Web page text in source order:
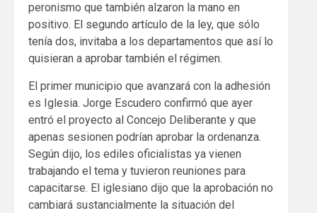
peronismo que también alzaron la mano en
positivo. El segundo artículo de la ley, que sólo
tenía dos, invitaba a los departamentos que así lo
quisieran a aprobar también el régimen.
El primer municipio que avanzará con la adhesión
es Iglesia. Jorge Escudero confirmó que ayer
entró el proyecto al Concejo Deliberante y que
apenas sesionen podrían aprobar la ordenanza.
Según dijo, los ediles oficialistas ya vienen
trabajando el tema y tuvieron reuniones para
capacitarse. El iglesiano dijo que la aprobación no
cambiará sustancialmente la situación del